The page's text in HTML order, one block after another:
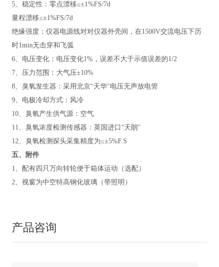
5、稳定性：零点漂移≤±1%FS/7d
量程漂移≤±1%FS/7d
绝缘强度：仪器电源线对对仪器外壳间，在1500V交流电压下历
时1min无击穿和飞弧
6、电压变化：电压变化1%，误差不大于示值误差的1/2
7、压力范围：大气压±10%
8、臭氧发生器：采用北京“天华"电压无声放电管
9、电极冷却方式：风冷
10、臭氧产生供气源：空气
11、臭氧浓度检测传感器：英国进口“天朗"
12、臭氧检测探头采集精度为≤±5%F.S
五、附件
1、配有四只万向转轮便于箱体运动（选配）
2、视窗为中空特高钢化玻璃（带照明）
产品咨询